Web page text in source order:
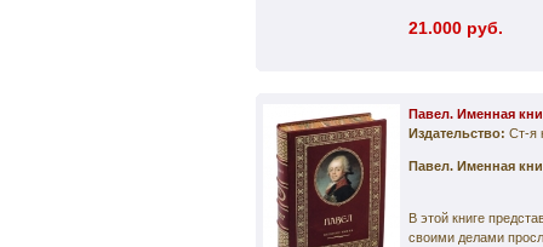
21.000 руб.
Павел. Именная
Издательство: Ст-я
Павел. Именная
В этой книге
своими делами